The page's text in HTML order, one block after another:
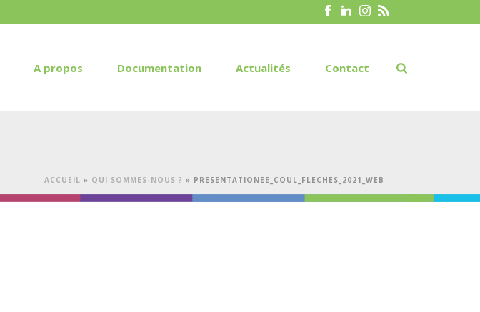
A propos Documentation Actualités Contact
ACCUEIL » QUI SOMMES-NOUS ? » PRESENTATIONEE_COUL_FLECHES_2021_WEB